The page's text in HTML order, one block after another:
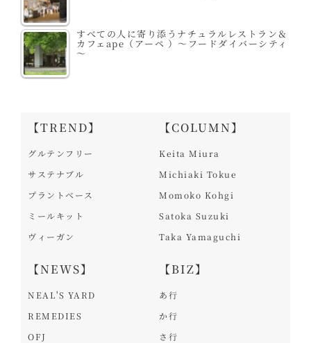
すべての人に寄り添うナチュラルレストラン＆
カフェape（アーペ ）～フードダイバーシティ
～
【TREND】
グルテンフリー
サステナブル
プラントベース
ミールキット
ヴィーガン
【NEWS】
NEAL'S YARD
REMEDIES
OFJ
【COLUMN】
Keita Miura
Michiaki Tokue
Momoko Kohgi
Satoka Suzuki
Taka Yamaguchi
【BIZ】
あ行
か行
さ行